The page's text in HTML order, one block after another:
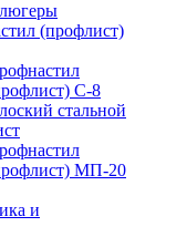
(профлист)
С-8
стальной
МП-20
и